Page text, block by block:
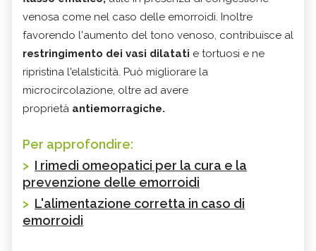
venosa come nel caso delle emorroidi. Inoltre
favorendo l'aumento del tono venoso, contribuisce al
restringimento dei vasi dilatati e tortuosi e ne
ripristina l'elalsticità. Può migliorare la
microcircolazione, oltre ad avere
proprietà antiemorragiche.
Per approfondire:
> I rimedi omeopatici per la cura e la
prevenzione delle emorroidi
> L'alimentazione corretta in caso di
emorroidi